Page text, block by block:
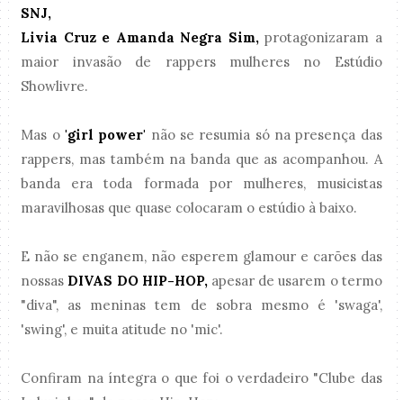
SNJ,
Livia Cruz e Amanda Negra Sim,protagonizaram a
maior invasão de rappers mulheres no Estúdio
Showlivre.
Mas o 'girl power' não se resumia só na presença das
rappers, mas também na banda que as acompanhou. A
banda era toda formada por mulheres, musicistas
maravilhosas que quase colocaram o estúdio à baixo.
E não se enganem, não esperem glamour e carões das
nossas DIVAS DO HIP-HOP,apesar de usarem o termo
"diva", as meninas tem de sobra mesmo é 'swaga',
'swing', e muita atitude no 'mic'.
Confiram na íntegra o que foi o verdadeiro "Clube das